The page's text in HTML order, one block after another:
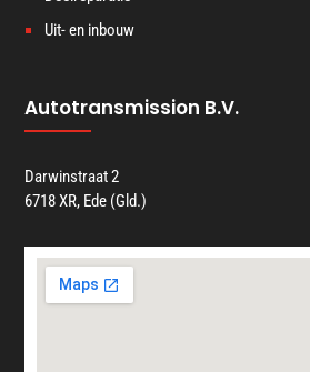
Uit- en inbouw
Autotransmission B.V.
Darwinstraat 2
6718 XR, Ede (Gld.)